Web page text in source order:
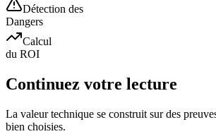
Détection des
Dangers
Calcul
du ROI
Continuez votre lecture
La valeur technique se construit sur des
bien choisies.